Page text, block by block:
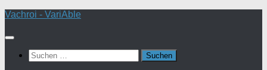
Zum
springen
Vachroi - VariAble
Suchen
nach: